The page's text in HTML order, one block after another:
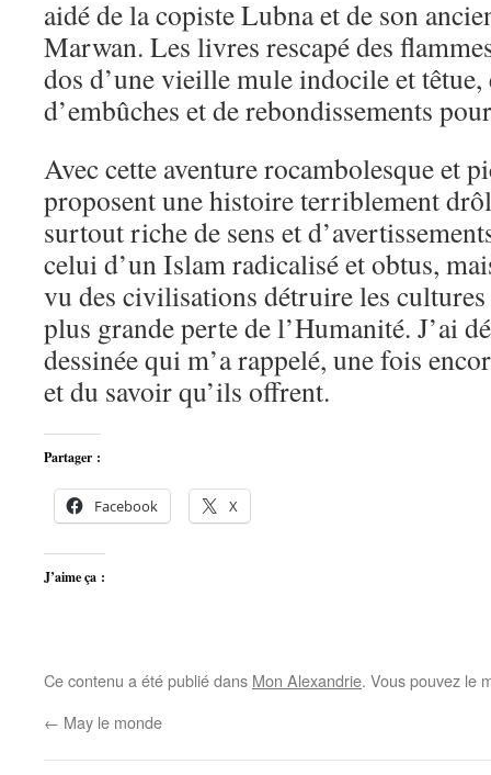
aidé de la copiste Lubna et de son
Marwan. Les livres rescapé des
dos d’une vieille mule indocile et têtue,
d’embûches et de rebondissements
Avec cette aventure rocambolesque et
proposent une histoire terriblement
surtout riche de sens et
celui d’un Islam radicalisé et obtus,
vu des civilisations détruire les
plus grande perte de l’Humanité. J’ai
dessinée qui m’a rappelé, une fois
et du savoir qu’ils offrent.
Partager :
Facebook X
J’aime ça :
Ce contenu a été publié dans Mon Alexandrie. Vous pouvez le
← May le monde